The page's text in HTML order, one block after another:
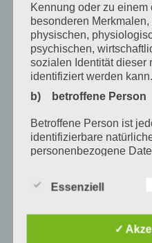
November 2019
Oktober 2019
August 2019
Juli 2019
Juli 2017
Andrea Lorenz Andreas
Kennung oder zu einem
besonderen
physischen,
psychischen,
sozialen Identität dieser
identifiziert werden kann.
b) betroffene Person
Betroffene Person ist
identifizierbare
personenbezogene
c) Verarbeitung
Verarbeitung ist jeder
automatisierter
oder jede solche
Essenziell
✓